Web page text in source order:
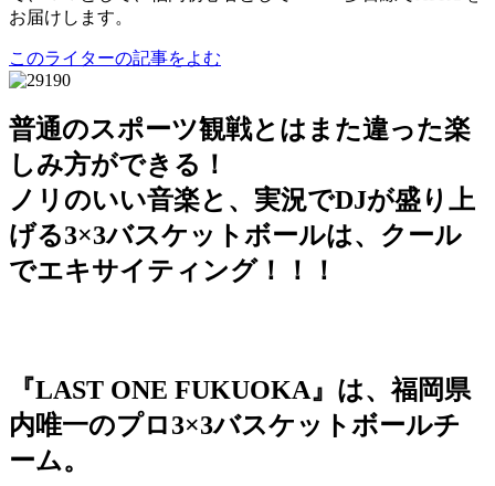
お届けします。
このライターの記事をよむ
普通のスポーツ観戦とはまた違った楽
しみ方ができる！
ノリのいい音楽と、実況でDJが盛り上
げる3×3バスケットボールは、クール
でエキサイティング！！！
『LAST ONE FUKUOKA』は、福岡県
内唯一のプロ3×3バスケットボールチ
ーム。